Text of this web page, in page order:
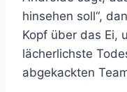
hinsehen soll“,
Kopf über das Ei,
lächerlichste
abgekackten